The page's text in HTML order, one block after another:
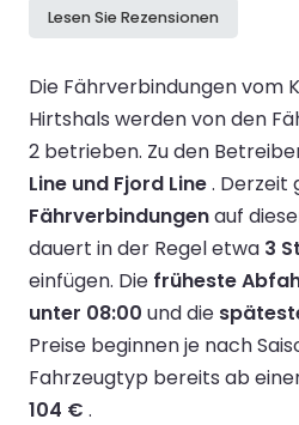
Lesen Sie Rezensionen
Die Fährverbindungen vom
Hirtshals werden von den
2 betrieben. Zu den
Line und Fjord Line. Derzeit
Fährverbindungenauf
dauert in der Regel etwa 3
einfügen. Die früheste
unter 08:00 und die
Preise beginnen je nach
Fahrzeugtyp bereits ab
104 € .